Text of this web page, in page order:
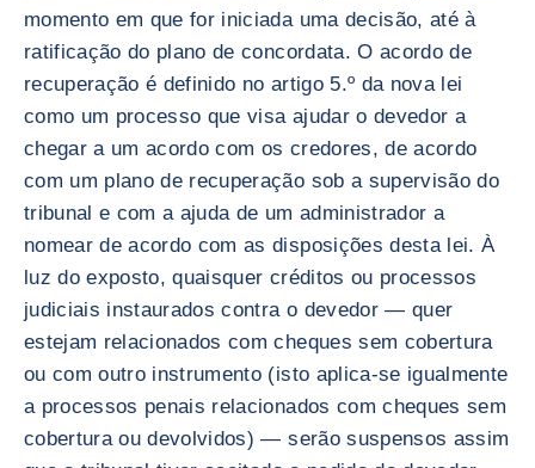
momento em que for iniciada uma decisão, até à
ratificação do plano de concordata. O acordo de
recuperação é definido no artigo 5.º da nova lei
como um processo que visa ajudar o devedor a
chegar a um acordo com os credores, de acordo
com um plano de recuperação sob a supervisão do
tribunal e com a ajuda de um administrador a
nomear de acordo com as disposições desta lei. À
luz do exposto, quaisquer créditos ou processos
judiciais instaurados contra o devedor — quer
estejam relacionados com cheques sem cobertura
ou com outro instrumento (isto aplica-se igualmente
a processos penais relacionados com cheques sem
cobertura ou devolvidos) — serão suspensos assim